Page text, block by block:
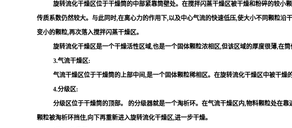
旋转流化干燥区位于干燥筒的中部紧靠筒壁处。在搅拌闪蒸干燥区被干燥和粉碎的较
传质系数仍然较大。与此同时,在离心力的作用下,以及中心气流的快速低压,使大小不同颗粒
变小的颗粒,再次落入搅拌闪蒸干燥区。
旋转流化干燥区是一个干燥活性区域,也是一个固体颗粒浓相区,但该区域的厚度很薄,在
3.气流干燥区:
气流干燥区位于干燥筒的上部中间,是一个固体颗粒稀相区。在旋转流化干燥区中被干
4.分级区:
分级区位于干燥筒的顶部。 的分级器就是一个淘析环。在气流干燥区内,物料颗粒处在
颗粒被淘析环挡住,向下再重新进入旋转流化干燥区,进一步干燥。